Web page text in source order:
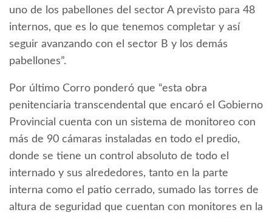
uno de los pabellones del sector A previsto para 48
internos, que es lo que tenemos completar y así
seguir avanzando con el sector B y los demás
pabellones”.
Por último Corro ponderó que “esta obra
penitenciaria transcendental que encaró el Gobierno
Provincial cuenta con un sistema de monitoreo con
más de 90 cámaras instaladas en todo el predio,
donde se tiene un control absoluto de todo el
internado y sus alrededores, tanto en la parte
interna como el patio cerrado, sumado las torres de
altura de seguridad que cuentan con monitores en la